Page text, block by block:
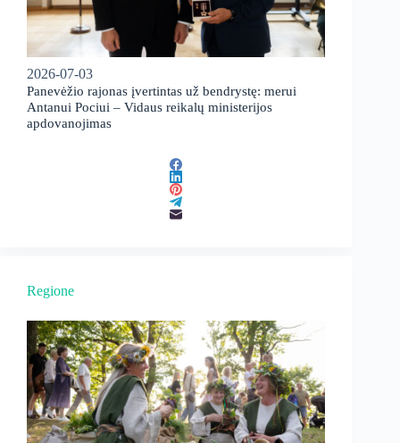
2026-07-03
Panevėžio rajonas įvertintas už bendrystę: merui
Antanui Pociui – Vidaus reikalų ministerijos
apdovanojimas
Regione